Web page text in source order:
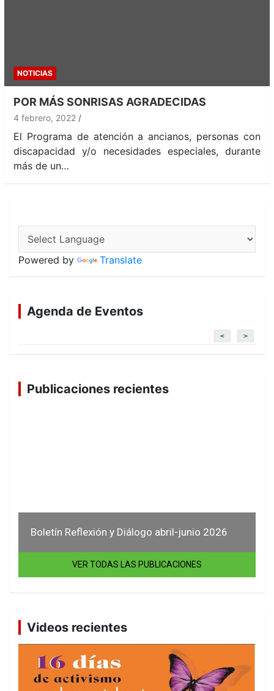
NOTICIAS
POR MÁS SONRISAS AGRADECIDAS
4 febrero, 2022
El Programa de atención a ancianos, personas con
discapacidad y/o necesidades especiales, durante
más de un…
Powered by Translate
Agenda de Eventos
< >
Publicaciones recientes
Boletín Reflexión y Diálogo abril-junio 2026
VER TODAS LAS PUBLICACIONES
Videos recientes